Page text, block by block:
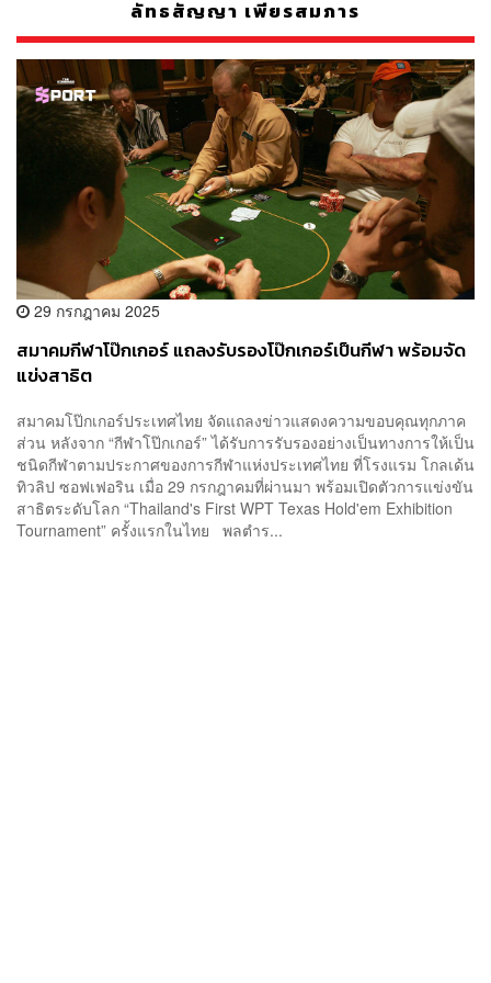
ลัทธสัญญา เพียรสมภาร
29 กรกฎาคม 2025
สมาคมกีฬาโป๊กเกอร์ แถลงรับรองโป๊กเกอร์เป็นกีฬา พร้อมจัด
แข่งสาธิต
สมาคมโป๊กเกอร์ประเทศไทย จัดแถลงข่าวแสดงความขอบคุณทุกภาค
ส่วน หลังจาก “กีฬาโป๊กเกอร์” ได้รับการรับรองอย่างเป็นทางการให้เป็น
ชนิดกีฬาตามประกาศของการกีฬาแห่งประเทศไทย ที่โรงแรม โกลเด้น
ทิวลิป ซอฟเฟอริน เมื่อ 29 กรกฎาคมที่ผ่านมา พร้อมเปิดตัวการแข่งขัน
สาธิตระดับโลก “Thailand's First WPT Texas Hold'em Exhibition
Tournament” ครั้งแรกในไทย พลตำร...